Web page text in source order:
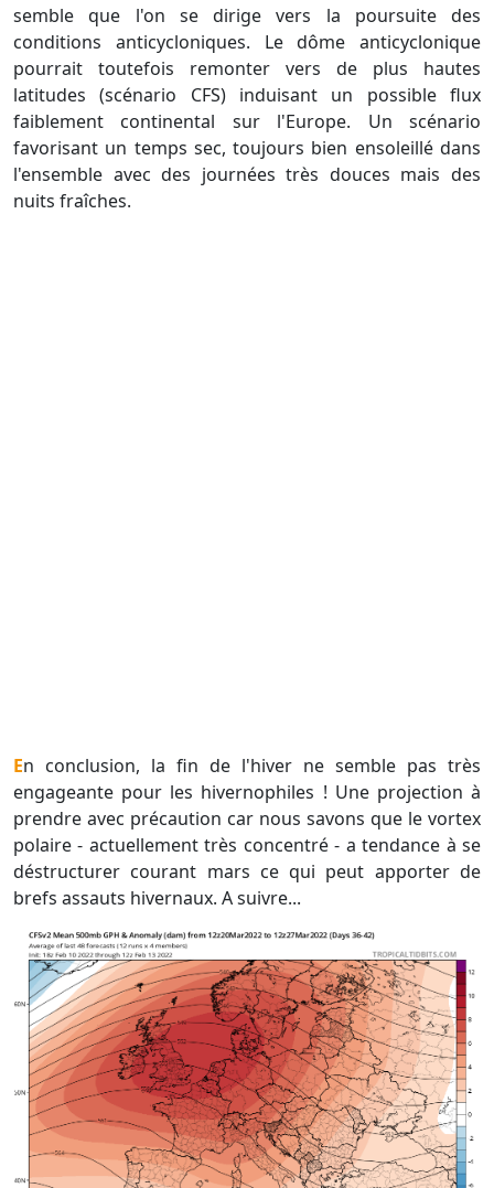
semble que l'on se dirige vers la poursuite des
conditions anticycloniques. Le dôme anticyclonique
pourrait toutefois remonter vers de plus hautes
latitudes (scénario CFS) induisant un possible flux
faiblement continental sur l'Europe. Un scénario
favorisant un temps sec, toujours bien ensoleillé dans
l'ensemble avec des journées très douces mais des
nuits fraîches.
En conclusion, la fin de l'hiver ne semble pas très
engageante pour les hivernophiles ! Une projection à
prendre avec précaution car nous savons que le vortex
polaire - actuellement très concentré - a tendance à se
déstructurer courant mars ce qui peut apporter de
brefs assauts hivernaux. A suivre...